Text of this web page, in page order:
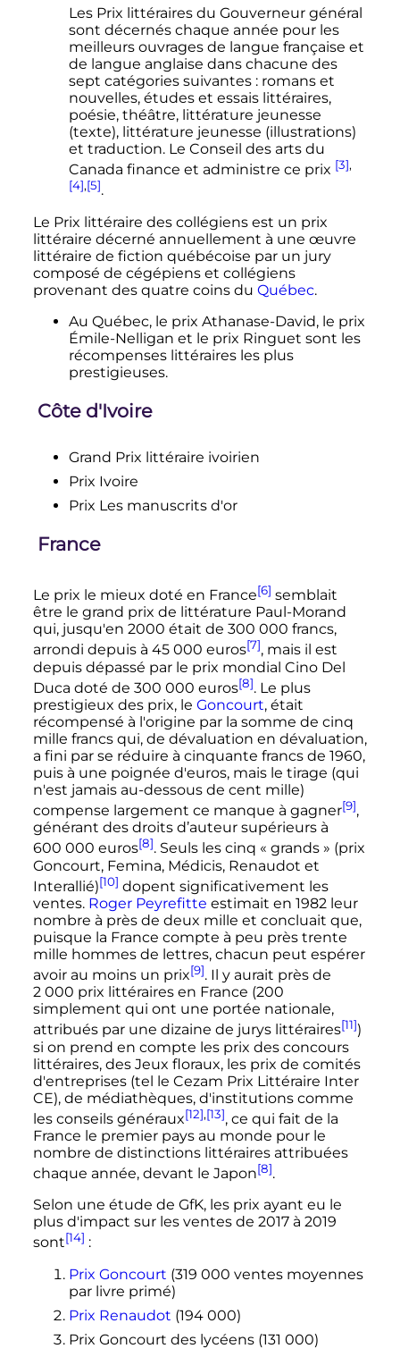
Les Prix littéraires du Gouverneur général
sont décernés chaque année pour les
meilleurs ouvrages de langue française et
de langue anglaise dans chacune des
sept catégories suivantes : romans et
nouvelles, études et essais littéraires,
poésie, théâtre, littérature jeunesse
(texte), littérature jeunesse (illustrations)
et traduction. Le Conseil des arts du
Canada finance et administre ce prix [3],
[4],[5].
Le Prix littéraire des collégiens est un prix
littéraire décerné annuellement à une œuvre
littéraire de fiction québécoise par un jury
composé de cégépiens et collégiens
provenant des quatre coins du Québec.
Au Québec, le prix Athanase-David, le prix
Émile-Nelligan et le prix Ringuet sont les
récompenses littéraires les plus
prestigieuses.
Côte d'Ivoire
Grand Prix littéraire ivoirien
Prix Ivoire
Prix Les manuscrits d'or
France
Le prix le mieux doté en France[6] semblait
être le grand prix de littérature Paul-Morand
qui, jusqu'en 2000 était de 300 000 francs,
arrondi depuis à 45 000 euros[7], mais il est
depuis dépassé par le prix mondial Cino Del
Duca doté de 300 000 euros[8]. Le plus
prestigieux des prix, le Goncourt, était
récompensé à l'origine par la somme de cinq
mille francs qui, de dévaluation en dévaluation,
a fini par se réduire à cinquante francs de 1960,
puis à une poignée d'euros, mais le tirage (qui
n'est jamais au-dessous de cent mille)
compense largement ce manque à gagner[9],
générant des droits d’auteur supérieurs à
600 000 euros[8]. Seuls les cinq « grands » (prix
Goncourt, Femina, Médicis, Renaudot et
Interallié)[10] dopent significativement les
ventes. Roger Peyrefitte estimait en 1982 leur
nombre à près de deux mille et concluait que,
puisque la France compte à peu près trente
mille hommes de lettres, chacun peut espérer
avoir au moins un prix[9]. Il y aurait près de
2 000 prix littéraires en France (200
simplement qui ont une portée nationale,
attribués par une dizaine de jurys littéraires[11])
si on prend en compte les prix des concours
littéraires, des Jeux floraux, les prix de comités
d'entreprises (tel le Cezam Prix Littéraire Inter
CE), de médiathèques, d'institutions comme
les conseils généraux[12],[13], ce qui fait de la
France le premier pays au monde pour le
nombre de distinctions littéraires attribuées
chaque année, devant le Japon[8].
Selon une étude de GfK, les prix ayant eu le
plus d'impact sur les ventes de 2017 à 2019
sont[14] :
Prix Goncourt (319 000 ventesmoyennes
par livre primé)
Prix Renaudot (194 000)
Prix Goncourt des lycéens (131 000)